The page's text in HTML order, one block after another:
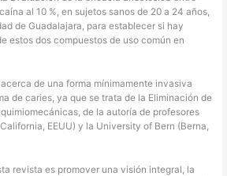
al 10 %, en sujetos sanos de 20 a 24 años,
de Guadalajara, para establecer si hay
estos dos compuestos de uso común en
de una forma mínimamente invasiva
de caries, ya que se trata de la Eliminación de
de la autoría de profesores
EEUU) y la University of Bern (Berna,
revista es promover una visión integral, la